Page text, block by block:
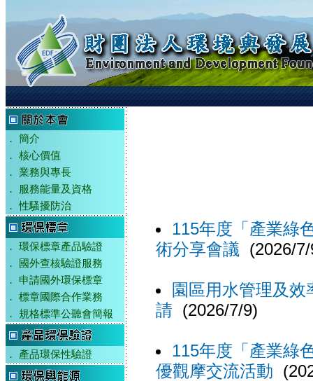
．
簡介
．
核心價值
．
業務與專長
．
服務能量及資格
．
性騷擾防治
．
環保標章產品驗證
．
國外查核驗證服務
．
申請國外環保標章
．
標章國際合作業務
．
規格標準公聽會簡報
． 產品環保性驗證
115年度「產業綠
術分享會議 (2026/
園區用水管理及
請 (2026/7/9)
115年度「產業綠
優觀摩交流活動